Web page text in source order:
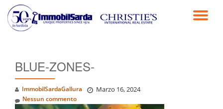
Passa
BLUE-ZONES-
ImmobilSardaGallura Marzo 16, 2024
Nessun commento